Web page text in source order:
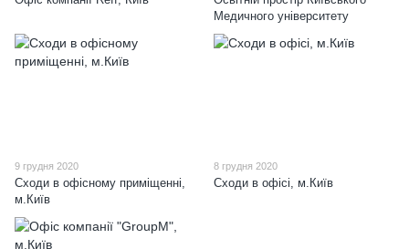
Медичного університету
9 грудня 2020
Сходи в офісному приміщенні,
м.Київ
8 грудня 2020
Сходи в офісі, м.Київ